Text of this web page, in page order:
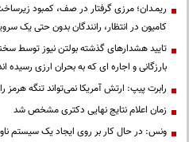
کامیون در انتظار، رانندگان بدون حتی یک
تایید هشدارهای گذشته بولتن نیوز توسط
بارزگانی و اجاره ای که به بحران ارزی رسیده
رابرت پیپ: ارتش آمریکا نمی‌تواند تنگه هرمز
زمان اعلام نتایج نهایی دکتری مشخص شد
ونس: در حال کار بر روی ایجاد یک سیستم